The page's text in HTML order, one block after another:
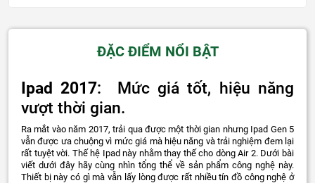
ĐẶC ĐIỂM NỔI BẬT
Ipad 2017: Mức giá tốt, hiệu năng
vượt thời gian.
Ra mắt vào năm 2017, trải qua được một thời gian nhưng Ipad Gen 5
vẫn được ưa chuộng vì mức giá mà hiệu năng và trải nghiệm đem lại
rất tuyệt vời. Thế hệ Ipad này nhằm thay thế cho dòng Air 2. Dưới bài
viết dưới đây hãy cùng nhìn tổng thể về sản phẩm công nghệ này.
Thiết bị này có gì mà vẫn lấy lòng được rất nhiều tín đồ công nghệ ở